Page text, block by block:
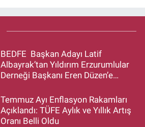
BEDFE Başkan Adayı Latif
Albayrak’tan Yıldırım Erzurumlular
Derneği Başkanı Eren Düzen’e
Temmuz Ayı Enflasyon Rakamları
Açıklandı: TÜFE Aylık ve Yıllık Artış
Oranı Belli Oldu